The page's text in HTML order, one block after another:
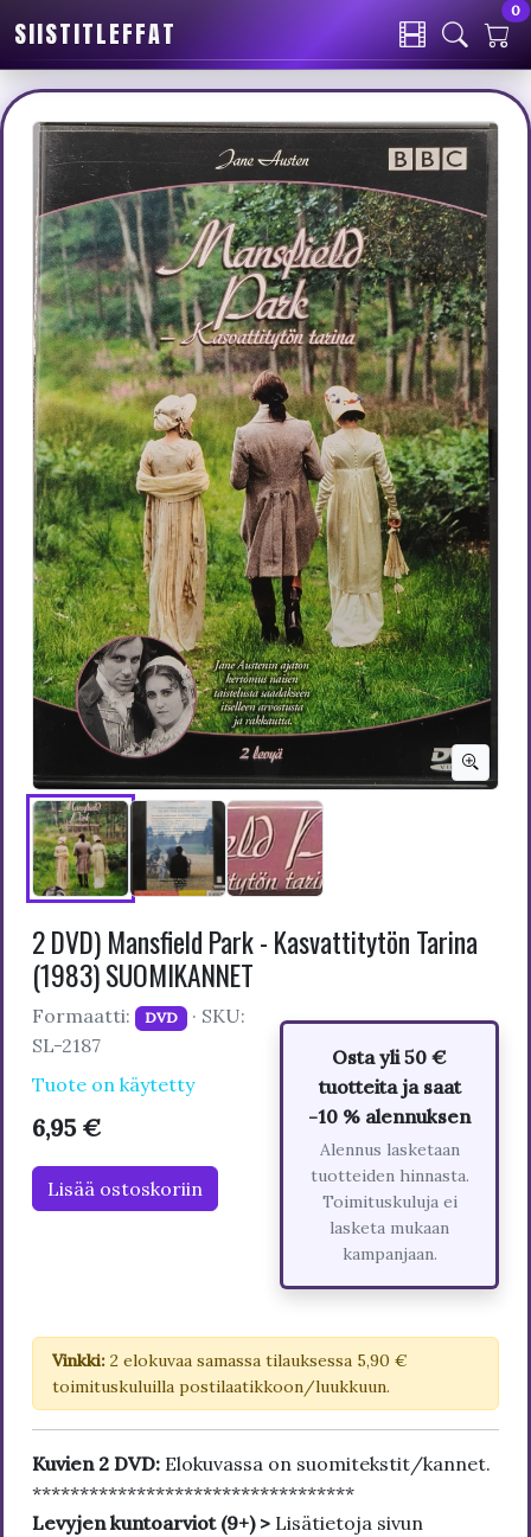
SIISTITLEFFAT
0
2 DVD) Mansfield Park - Kasvattitytön Tarina
(1983) SUOMIKANNET
Formaatti: DVD · SKU:
SL-2187
Tuote on käytetty
6,95 €
Lisää ostoskoriin
Osta yli 50 €
tuotteita ja saat
-10 % alennuksen
Alennus lasketaan
tuotteiden hinnasta.
Toimituskuluja ei
lasketa mukaan
kampanjaan.
Vinkki: 2 elokuvaa samassa tilauksessa 5,90 €
toimituskuluilla postilaatikkoon/luukkuun.
Kuvien 2 DVD: Elokuvassa on suomitekstit/kannet.
**********************************
Levyjen kuntoarviot (9+) > Lisätietoja sivun